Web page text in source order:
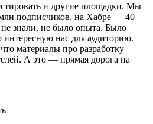
и другие площадки. Мы
подписчиков, на Хабре — 40
знали, не было опыта. Было
интересную нас для аудиторию.
материалы про разработку
А это — прямая дорога на